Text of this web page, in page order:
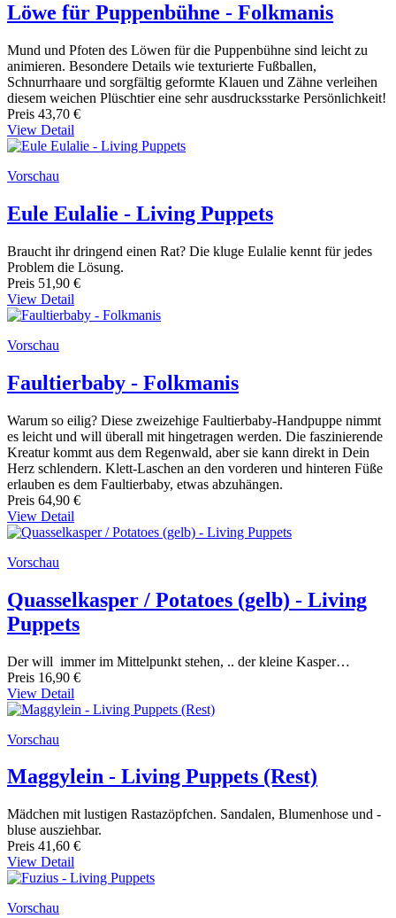
Löwe für Puppenbühne - Folkmanis
Mund und Pfoten des Löwen für die Puppenbühne sind leicht zu
animieren. Besondere Details wie texturierte Fußballen,
Schnurrhaare und sorgfältig geformte Klauen und Zähne verleihen
diesem weichen Plüschtier eine sehr ausdrucksstarke Persönlichkeit!
Preis 43,70 €
View Detail
Vorschau
Eule Eulalie - Living Puppets
Braucht ihr dringend einen Rat? Die kluge Eulalie kennt für jedes
Problem die Lösung.
Preis 51,90 €
View Detail
Vorschau
Faultierbaby - Folkmanis
Warum so eilig? Diese zweizehige Faultierbaby-Handpuppe nimmt
es leicht und will überall mit hingetragen werden. Die faszinierende
Kreatur kommt aus dem Regenwald, aber sie kann direkt in Dein
Herz schlendern. Klett-Laschen an den vorderen und hinteren Füße
erlauben es dem Faultierbaby, etwas abzuhängen.
Preis 64,90 €
View Detail
Vorschau
Quasselkasper / Potatoes (gelb) - Living
Puppets
Der will immer im Mittelpunkt stehen, .. der kleine Kasper…
Preis 16,90 €
View Detail
Vorschau
Maggylein - Living Puppets (Rest)
Mädchen mit lustigen Rastazöpfchen. Sandalen, Blumenhose und -
bluse ausziehbar.
Preis 41,60 €
View Detail
Vorschau